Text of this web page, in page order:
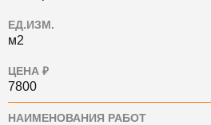
ЕД.ИЗМ.
м2
ЦЕНА ₽
7800
НАИМЕНОВАНИЯ РАБОТ